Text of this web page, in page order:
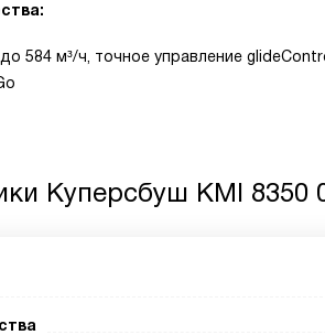
584 м³/ч, точное управление
Куперсбуш KMI 8350